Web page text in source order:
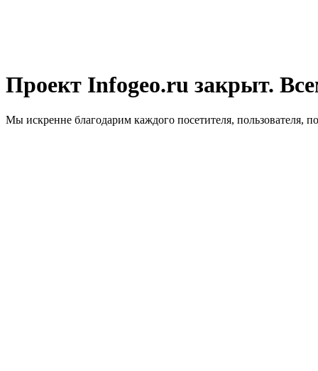
Проект Infogeo.ru закрыт.
Мы искренне благодарим каждого посетителя, пользователя,